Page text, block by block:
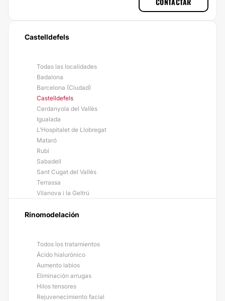
Castelldefels
Todas las localidades
Badalona
Barcelona (Ciudad)
Castelldefels
Cerdanyola del Vallès
Igualada
L'Hospitalet de Llobregat
Mataró
Rubí
Sabadell
Sant Cugat del Vallès
Terrassa
Vilanova i la Geltrú
Rinomodelación
Todos los tratamientos
Ácido hialurónico
Aumento labios
Eliminación arrugas
Hilos tensores
Rejuvenecimiento facial